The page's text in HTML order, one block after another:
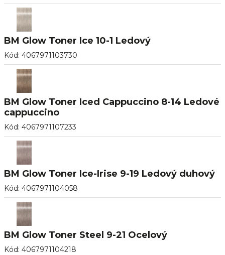
BM Glow Toner Ice 10-1 Ledový
Kód: 4067971103730
BM Glow Toner Iced Cappuccino 8-14 Ledové
cappuccino
Kód: 4067971107233
BM Glow Toner Ice-Irise 9-19 Ledový duhový
Kód: 4067971104058
BM Glow Toner Steel 9-21 Ocelový
Kód: 4067971104218